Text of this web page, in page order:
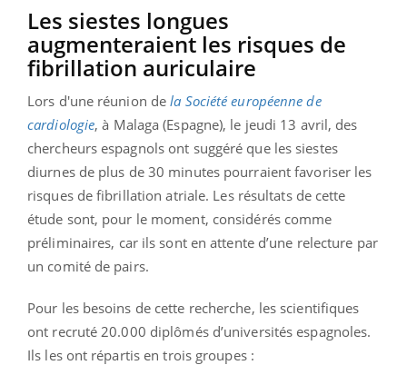
Les siestes longues
augmenteraient les risques de
fibrillation auriculaire
Lors d'une réunion dela Société européenne de
cardiologie, à Malaga (Espagne), le jeudi 13 avril, des
chercheurs espagnols ont suggéré que les siestes
diurnes de plus de 30 minutes pourraient favoriser les
risques de fibrillation atriale. Les résultats de cette
étude sont, pour le moment, considérés comme
préliminaires, car ils sont en attente d’une relecture par
un comité de pairs.
Pour les besoins de cette recherche, les scientifiques
ont recruté 20.000 diplômés d’universités espagnoles.
Ils les ont répartis en trois groupes :